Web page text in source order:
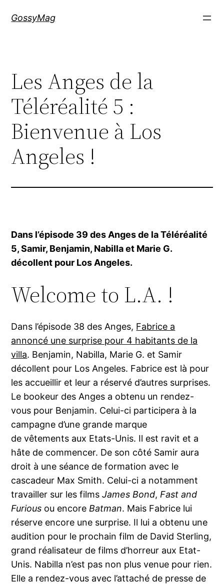
GossyMag
Les Anges de la
Téléréalité 5 :
Bienvenue à Los
Angeles !
Dans l’épisode 39 des Anges de la Téléréalité
5, Samir, Benjamin, Nabilla et Marie G.
décollent pour Los Angeles.
Welcome to L.A. !
Dans l’épisode 38 des Anges, Fabrice a
annoncé une surprise pour 4 habitants de la
villa. Benjamin, Nabilla, Marie G. et Samir
décollent pour Los Angeles. Fabrice est là pour
les accueillir et leur a réservé d’autres surprises.
Le bookeur des Anges a obtenu un rendez-
vous pour Benjamin. Celui-ci participera à la
campagne d’une grande marque
de vêtements aux Etats-Unis. Il est ravit et a
hâte de commencer. De son côté Samir aura
droit à une séance de formation avec le
cascadeur Max Smith. Celui-ci a notamment
travailler sur les filmsJames Bond,Fast and
Furious ou encoreBatman. Mais Fabrice lui
réserve encore une surprise. Il lui a obtenu une
audition pour le prochain film de David Sterling,
grand réalisateur de films d’horreur aux Etat-
Unis. Nabilla n’est pas non plus venue pour rien.
Elle a rendez-vous avec l’attaché de presse de